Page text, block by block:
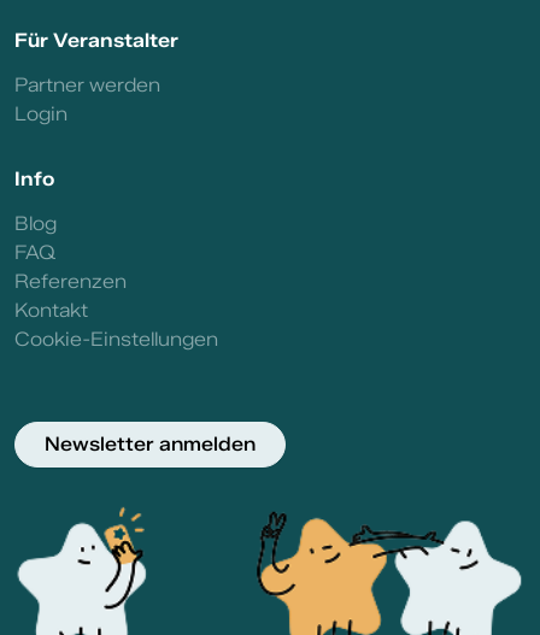
Für Veranstalter
Partner werden
Login
Info
Blog
FAQ
Referenzen
Kontakt
Cookie-Einstellungen
Newsletter anmelden